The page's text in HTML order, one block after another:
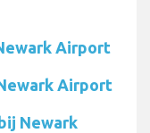
Airport
Airport
Newark